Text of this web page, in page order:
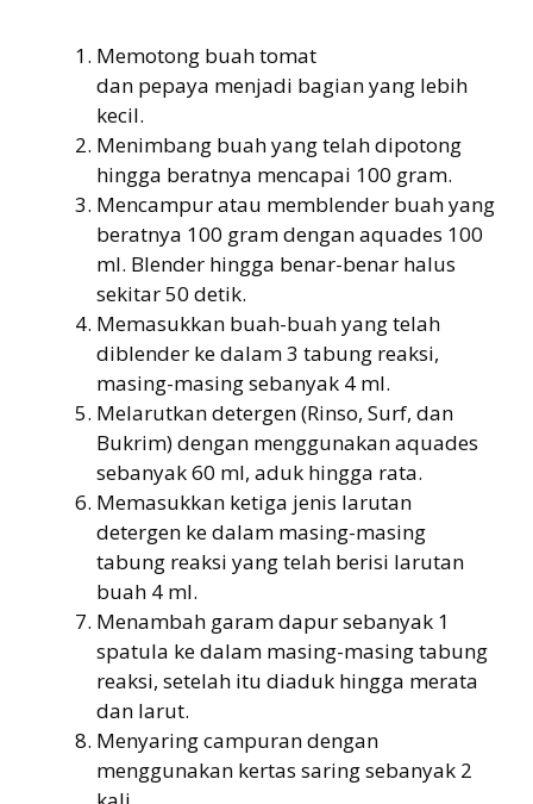
Memotong buah tomat
dan pepaya menjadi bagian yang lebih
kecil.
Menimbang buah yang telah dipotong
hingga beratnya mencapai 100 gram.
Mencampur atau memblender buah yang
beratnya 100 gram dengan aquades 100
ml. Blender hingga benar-benar halus
sekitar 50 detik.
Memasukkan buah-buah yang telah
diblender ke dalam 3 tabung reaksi,
masing-masing sebanyak 4 ml.
Melarutkan detergen (Rinso, Surf, dan
Bukrim) dengan menggunakan aquades
sebanyak 60 ml, aduk hingga rata.
Memasukkan ketiga jenis larutan
detergen ke dalam masing-masing
tabung reaksi yang telah berisi larutan
buah 4 ml.
Menambah garam dapur sebanyak 1
spatula ke dalam masing-masing tabung
reaksi, setelah itu diaduk hingga merata
dan larut.
Menyaring campuran dengan
menggunakan kertas saring sebanyak 2